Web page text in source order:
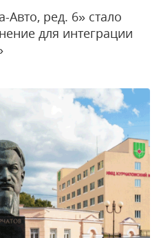
ред. 6» стало
для интеграции